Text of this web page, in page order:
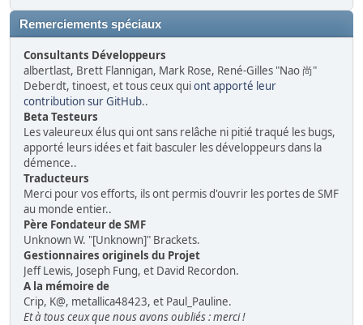
Remerciements spéciaux
Consultants Développeurs
albertlast, Brett Flannigan, Mark Rose, René-Gilles "Nao 尚"
Deberdt, tinoest, et tous ceux quiont apporté leur
contribution sur GitHub..
Beta Testeurs
Les valeureux élus qui ont sans relâche ni pitié traqué les bugs,
apporté leurs idées et fait basculer les développeurs dans la
démence..
Traducteurs
Merci pour vos efforts, ils ont permis d'ouvrir les portes de SMF
au monde entier..
Père Fondateur de SMF
Unknown W. "[Unknown]" Brackets.
Gestionnaires originels du Projet
Jeff Lewis, Joseph Fung, et David Recordon.
A la mémoire de
Crip, K@, metallica48423, et Paul_Pauline.
Et à tous ceux que nous avons oubliés : merci !